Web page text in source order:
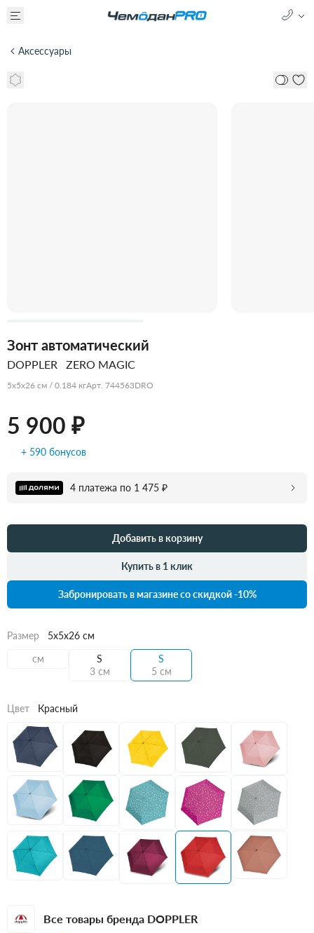
Аксессуары
Зонт автоматический
DOPPLER ZERO MAGIC
5x5x26 см / 0.184 кгАрт. 744563DRO
5 900 ₽
+ 590 бонусов
4 платежа по 1 475 ₽
Добавить в корзину
Купить в 1 клик
Забронировать в магазине со скидкой -10%
Размер
5x5x26 см
см
S
3 см
S
5 см
Цвет Красный
Все товары бренда DOPPLER